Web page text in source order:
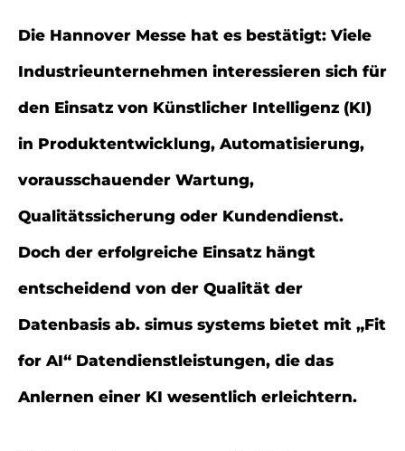
Die Hannover Messe hat es bestätigt: Viele
Industrieunternehmen interessieren sich für
den Einsatz von Künstlicher Intelligenz (KI)
in Produktentwicklung, Automatisierung,
vorausschauender Wartung,
Qualitätssicherung oder Kundendienst.
Doch der erfolgreiche Einsatz hängt
entscheidend von der Qualität der
Datenbasis ab. simus systems bietet mit „Fit
for AI“ Datendienstleistungen, die das
Anlernen einer KI wesentlich erleichtern.